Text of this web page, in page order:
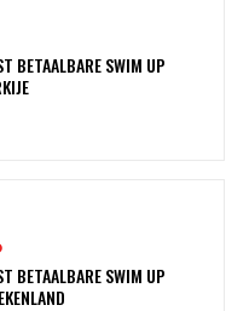
BETAALBARE SWIM UP
BETAALBARE SWIM UP